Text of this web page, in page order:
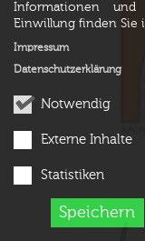
Informationen
Einwillung finden Sie
Notwendig
Externe Inhalte
Statistiken
Speichern
Impressum
Datenschutzerklärung